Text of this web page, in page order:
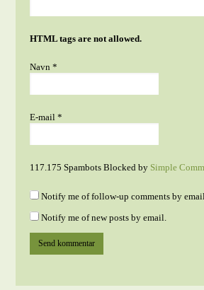
HTML tags are not allowed.
Navn*
E-mail*
117.175 Spambots Blocked by Simple
Notify me of follow-up comments by
Notify me of new posts by email.